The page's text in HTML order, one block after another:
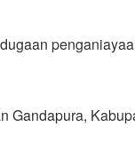
Gandapura,